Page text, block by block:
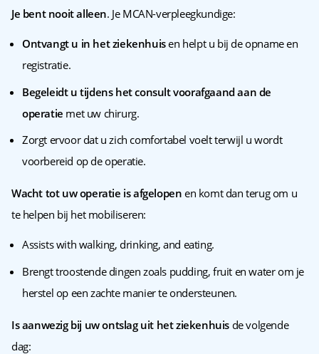
Je bent nooit alleen. Je MCAN-verpleegkundige:
Ontvangt u in het ziekenhuisen helpt u bij de opname en
registratie.
Begeleidt u tijdens het consult voorafgaand aan de
operatie met uw chirurg.
Zorgt ervoor dat u zich comfortabel voelt terwijl u wordt
voorbereid op de operatie.
Wacht tot uw operatie is afgelopen en komt dan terug om u
te helpen bij het mobiliseren:
Assists with walking, drinking, and eating.
Brengt troostende dingen zoals pudding, fruit en water om je
herstel op een zachte manier te ondersteunen.
Is aanwezig bij uw ontslag uit het ziekenhuis de volgende
dag: